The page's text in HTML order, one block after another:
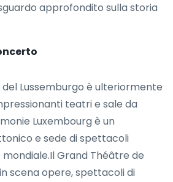
approfondito sulla storia
Lussemburgo è ulteriormente
teatri e sale da
Luxembourg è un
e sede di spettacoli
Grand Théâtre de
scena opere, spettacoli di